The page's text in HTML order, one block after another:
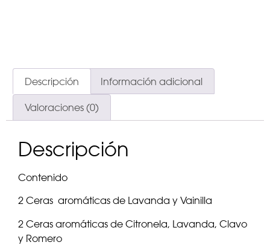
Descripción Información adicional
Valoraciones (0)
Descripción
Contenido
2 Ceras aromáticas de Lavanda y Vainilla
2 Ceras aromáticas de Citronela, Lavanda, Clavo
y Romero